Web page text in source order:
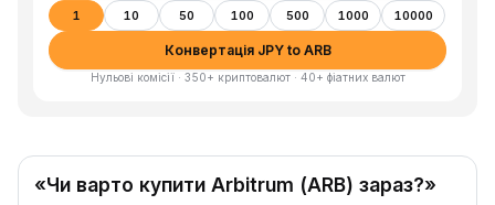
1 10 50 100 500 1000 10000
Конвертація JPY to ARB
Нульові комісії · 350+ криптовалют · 40+ фіатних валют
«Чи варто купити Arbitrum (ARB) зараз?»